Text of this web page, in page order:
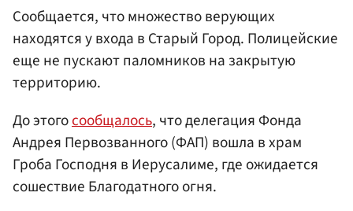
Сообщается, что множество верующих
находятся у входа в Старый Город. Полицейские
еще не пускают паломников на закрытую
территорию.
До этогосообщалось, что делегация Фонда
Андрея Первозванного (ФАП) вошла в храм
Гроба Господня в Иерусалиме, где ожидается
сошествие Благодатного огня.